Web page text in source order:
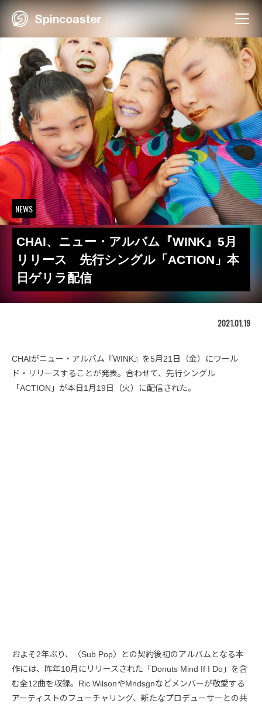
Skip
NEWS
CHAI、ニュー・アルバム『WINK』5月
リリース 先行シングル「ACTION」本
日ゲリラ配信
2021.01.19
CHAIがニュー・アルバム『WINK』を5月21日（金）にワール
ド・リリースすることが発表。合わせて、先行シングル
「ACTION」が本日1月19日（火）に配信された。
およそ2年ぶり、〈Sub Pop〉との契約後初のアルバムとなる本
作には、昨年10月にリリースされた「Donuts Mind If I Do」を含
む全12曲を収録。Ric WilsonやMndsgnなどメンバーが敬愛する
アーティストのフューチャリング、新たなプロデューサーとの共